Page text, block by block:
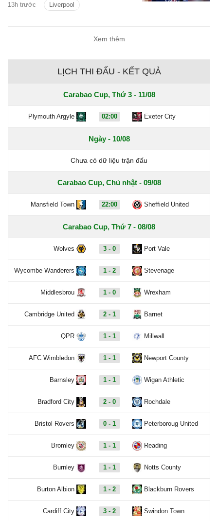
13h trước Liverpool
hai CLB đang là trở ngại lớn đối với
Xem thêm
LỊCH THI ĐẤU - KẾT QUẢ
Carabao Cup, Thứ 3 - 11/08
Plymouth Argyle 02:00 Exeter City
Ngày - 10/08
Chưa có dữ liệu trận đấu
Carabao Cup, Chủ nhật - 09/08
Mansfield Town 22:00 Sheffield United
Carabao Cup, Thứ 7 - 08/08
Wolves 3 - 0 Port Vale
Wycombe Wanderers 1 - 2 Stevenage
Middlesbrou 1 - 0 Wrexham
Cambridge United 2 - 1 Barnet
QPR 1 - 1 Millwall
AFC Wimbledon 1 - 1 Newport County
Barnsley 1 - 1 Wigan Athletic
Bradford City 2 - 0 Rochdale
Bristol Rovers 0 - 1 Peterboroug United
Bromley 1 - 1 Reading
Burnley 1 - 1 Notts County
Burton Albion 1 - 2 Blackburn Rovers
Cardiff City 3 - 2 Swindon Town